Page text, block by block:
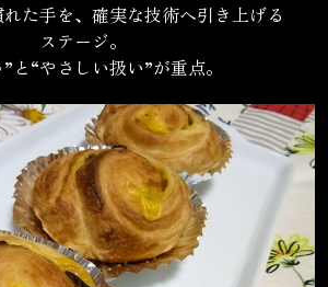
た手を、確実な技術へ引き上げる
ステージ。
と“やさしい扱い”が重点。